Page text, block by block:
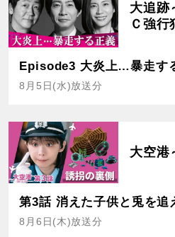
大追跡
Ｃ強
Episode3 大炎上…暴走す
8月5日(水)放送分
大空港
第3話 消えた子供と兎を追
8月6日(木)放送分